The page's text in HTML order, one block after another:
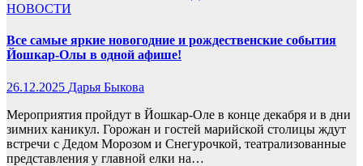
НОВОСТИ
Все самые яркие новогодние и рождественские события
Йошкар-Олы в одной афише!
26.12.2025 Дарья Быкова
Мероприятия пройдут в Йошкар-Оле в конце декабря и в дни
зимних каникул. Горожан и гостей марийской столицы ждут
встречи с Дедом Морозом и Снегурочкой, театрализованные
представления у главной елки на…